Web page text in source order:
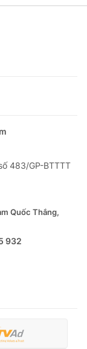
483/GP-BTTTT
Quốc Thắng,
932